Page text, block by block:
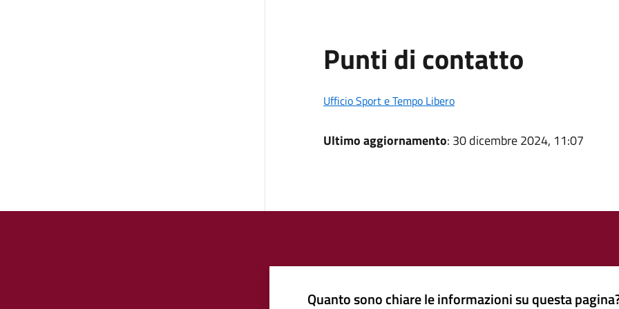
Punti di contatto
Ufficio Sport e Tempo Libero
Ultimo aggiornamento: 30 dicembre 2024, 11:07
Quanto sono chiare le informazioni su questa